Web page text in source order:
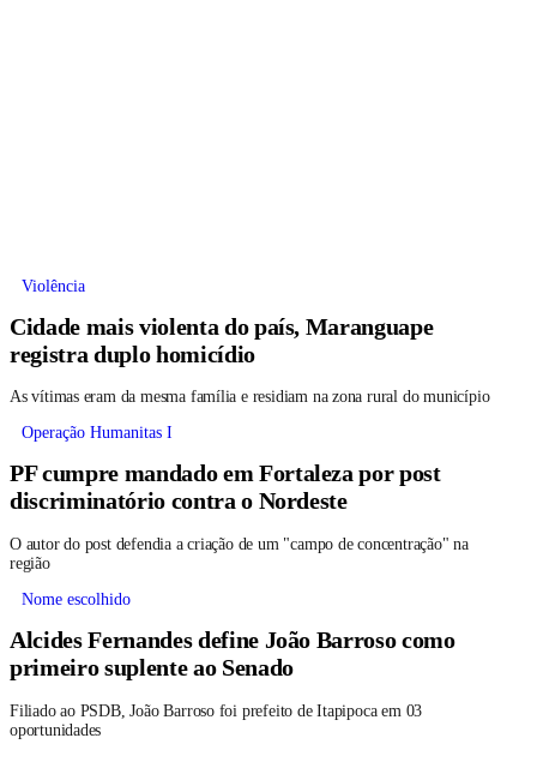
Violência
Cidade mais violenta do país, Maranguape
registra duplo homicídio
As vítimas eram da mesma família e residiam na zona rural do município
Operação Humanitas I
PF cumpre mandado em Fortaleza por post
discriminatório contra o Nordeste
O autor do post defendia a criação de um "campo de concentração" na
região
Nome escolhido
Alcides Fernandes define João Barroso como
primeiro suplente ao Senado
Filiado ao PSDB, João Barroso foi prefeito de Itapipoca em 03
oportunidades